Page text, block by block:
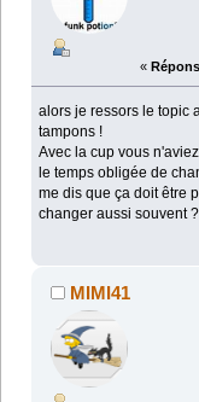
«
alors je ressors le topic
tampons !
Avec la cup vous
le temps obligée de
me dis que ça doit être
changer aussi souvent ?
MIMI41